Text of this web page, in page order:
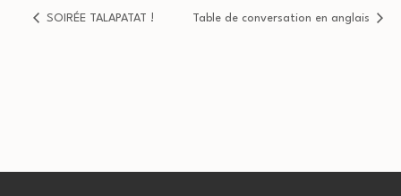
SOIRÉE TALAPATAT ! Table de conversation en anglais